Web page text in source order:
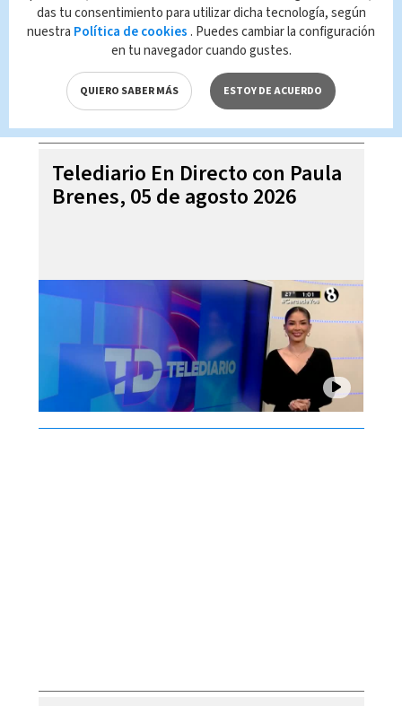
Telediario En Directo con Paula
Brenes, 05 de agosto 2026
das tu consentimiento para utilizar dicha tecnología, según
nuestra Política de cookies . Puedes cambiar la configuración
en tu navegador cuando gustes.
QUIERO SABER MÁS ESTOY DE ACUERDO